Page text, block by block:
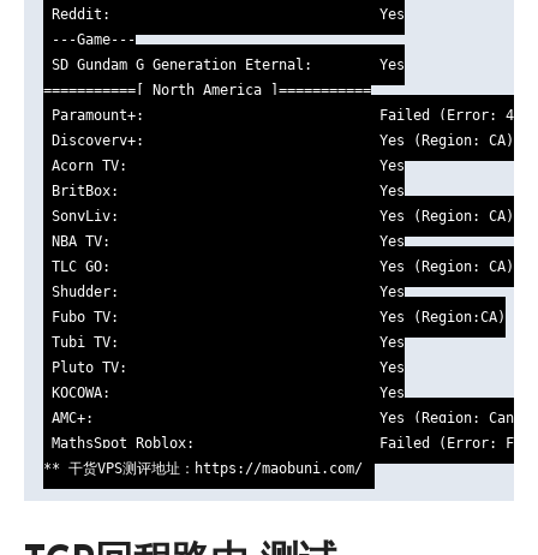
Reddit:                                Yes
---Game---
SD Gundam G Generation Eternal:        Yes
===========[ North America ]===========
Paramount+:                            Failed (Error: 406)
Discovery+:                            Yes (Region: CA)
Acorn TV:                              Yes
BritBox:                               Yes
SonyLiv:                               Yes (Region: CA)
NBA TV:                                Yes
TLC GO:                                Yes (Region: CA)
Shudder:                               Yes
Fubo TV:                               Yes (Region:CA)
Tubi TV:                               Yes
Pluto TV:                              Yes
KOCOWA:                                Yes
AMC+:                                  Yes (Region:
MathsSpot Roblox:                      Failed (Error:
** 干货VPS测评地址：https://maobuni.com/